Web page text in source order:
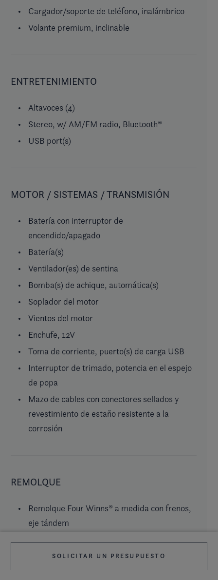
Cargador/soporte de teléfono, inalámbrico
Volante premium, inclinable
ENTRETENIMIENTO
Altavoces (4)
Stereo, w/ AM/FM radio, Bluetooth®
USB port(s)
MOTOR / SISTEMAS / TRANSMISIÓN
Batería con interruptor de
encendido/apagado
Batería(s)
Ventilador(es) de sentina
Bomba(s) de achique, automática(s)
Soplador del motor
Vientos del motor
Enchufe, 12V
Toma de corriente, puerto(s) de carga USB
Interruptor de trimado, potencia en el espejo
de popa
Mazo de cables con conectores sellados y
revestimiento de estaño resistente a la
corrosión
REMOLQUE
Remolque Four Winns® a medida con frenos,
eje tándem
Self-centering bunks
Iluminación sumergible, LED
SOLICITAR UN PRESUPUESTO